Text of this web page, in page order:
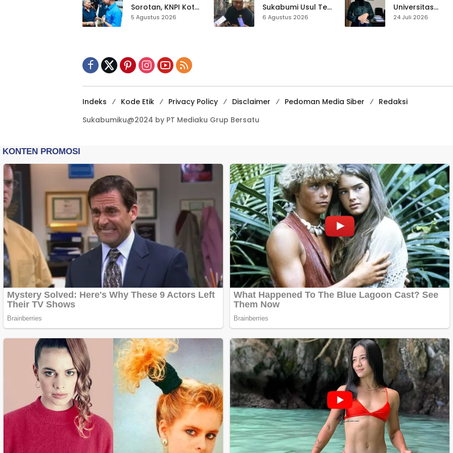
Dikebut
Sorotan, KNPI Kota
Sukabumi Ajak
5 Agustus 2026
Sukabumi Usul Tes
Rambut Jadi
6 Agustus 2026
Universitas
Muhammadiyah
24 Juli 2026
Indeks Kode Etik Privacy Policy Disclaimer Pedoman Media Siber
Redaksi
Sukabumiku@2024 by PT Mediaku Grup Bersatu